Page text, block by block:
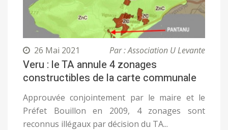
26 Mai 2021 Par : Association U Levante
Veru : le TA annule 4 zonages
constructibles de la carte communale
Approuvée conjointement par le maire et le
Préfet Bouillon en 2009, 4 zonages sont
reconnus illégaux par décision du TA...